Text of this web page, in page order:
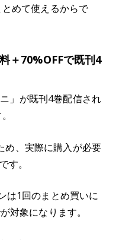
めて使えるからで
＋70%OFFで既刊4
」が既刊4巻配信され
め、実際に購入が必要
す。
は1回のまとめ買いに
対象になります。